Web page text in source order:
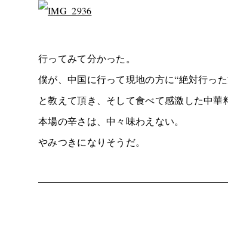
行ってみて分かった。
僕が、中国に行って現地の方に“絶対行っ
と教えて頂き、そして食べて感激した中華
本場の辛さは、中々味わえない。
やみつきになりそうだ。